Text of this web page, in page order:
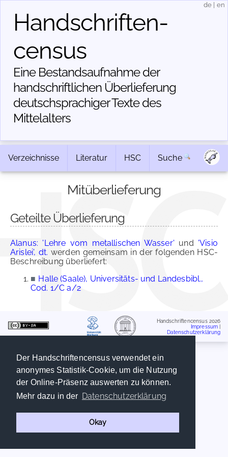
Der Handschriftencensus verwendet ein
anonymes Statistik-Cookie, um die Nutzung
der Online-Präsenz auswerten zu können.
Mehr dazu in der Datenschutzerklärung
Okay
Handschriften­
census
Eine Bestandsaufnahme der
handschriftlichen Über­lieferung
deutschsprachiger Texte des
Mittelalters
de en
Verzeichnisse Literatur HSC Suche
Mitüberlieferung
Geteilte Überlieferung
Alanus: 'Lehre vom metallischen Wasser' und 'Visio
Arislei', dt. werden gemeinsam in der folgenden HSC-
Beschreibung überliefert:
■ Halle (Saale), Universitäts- und Landesbibl.,
Cod. 1/C a/2
Handschriftencensus 2026
Impressum
Datenschutzerklärung